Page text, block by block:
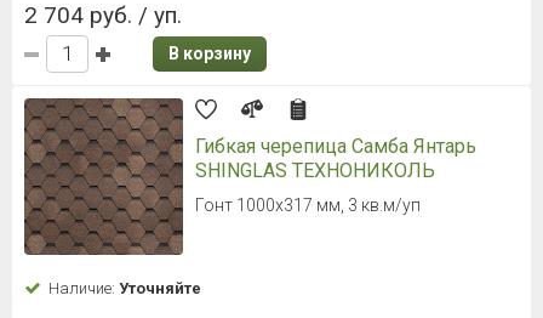
2 704 руб. / уп.
В корзину
Гибкая черепица Самба Янтарь
SHINGLAS ТЕХНОНИКОЛЬ
Гонт 1000х317 мм, 3 кв.м/уп
Наличие: Уточняйте